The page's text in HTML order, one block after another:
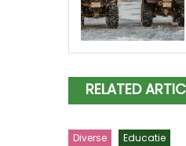
RELATED
Diverse Educatie